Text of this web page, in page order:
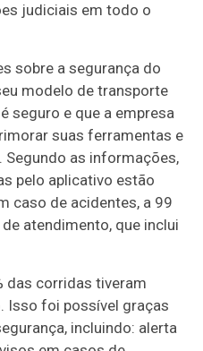
judiciais em todo o
sobre a segurança do
modelo de transporte
seguro e que a empresa
suas ferramentas e
Segundo as informações,
pelo aplicativo estão
caso de acidentes, a 99
atendimento, que inclui
das corridas tiveram
Isso foi possível graças
incluindo: alerta